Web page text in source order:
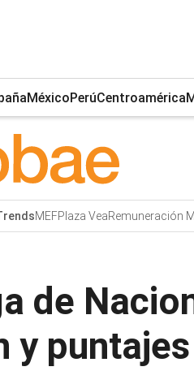
MéxicoPerúCentroamérica
MEFPlaza VeaRemuneración
de